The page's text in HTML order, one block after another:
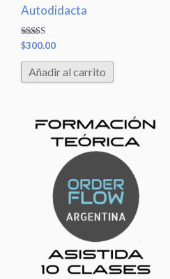
Autodidacta
Valorado
con
5.00
de 5
$300.00
Añadir al carrito